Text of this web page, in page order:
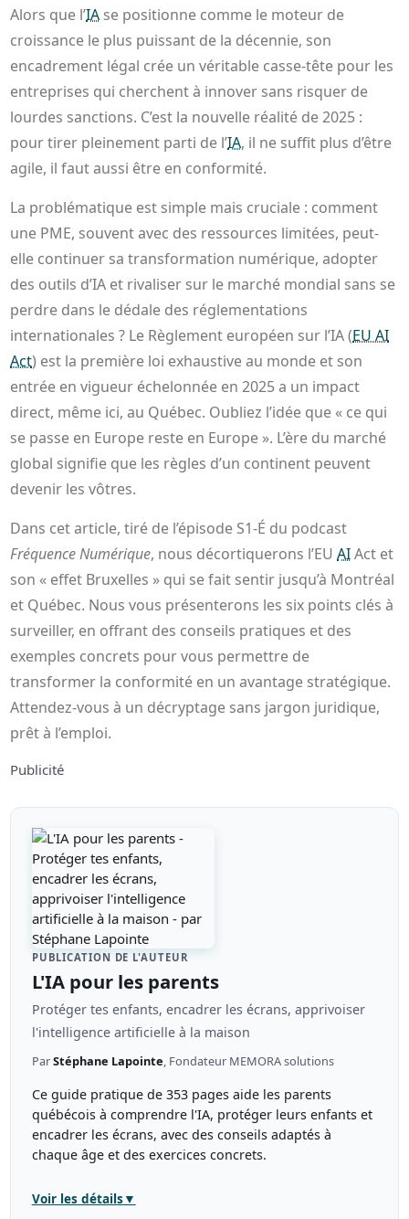
Alors que l’IA se positionne comme le moteur de
croissance le plus puissant de la décennie, son
encadrement légal crée un véritable casse-tête pour les
entreprises qui cherchent à innover sans risquer de
lourdes sanctions. C’est la nouvelle réalité de 2025 :
pour tirer pleinement parti de l’IA, il ne suffit plus d’être
agile, il faut aussi être en conformité.
La problématique est simple mais cruciale : comment
une PME, souvent avec des ressources limitées, peut-
elle continuer sa transformation numérique, adopter
des outils d’IA et rivaliser sur le marché mondial sans se
perdre dans le dédale des réglementations
internationales ? Le Règlement européen sur l’IA (EU AI
Act) est la première loi exhaustive au monde et son
entrée en vigueur échelonnée en 2025 a un impact
direct, même ici, au Québec. Oubliez l’idée que « ce qui
se passe en Europe reste en Europe ». L’ère du marché
global signifie que les règles d’un continent peuvent
devenir les vôtres.
Dans cet article, tiré de l’épisode S1-É du podcast
Fréquence Numérique, nous décortiquerons l’EUAIAct et
son « effet Bruxelles » qui se fait sentir jusqu’à Montréal
et Québec. Nous vous présenterons les six points clés à
surveiller, en offrant des conseils pratiques et des
exemples concrets pour vous permettre de
transformer la conformité en un avantage stratégique.
Attendez-vous à un décryptage sans jargon juridique,
prêt à l’emploi.
Publicité
PUBLICATION DE L'AUTEUR
L'IA pour les parents
Protéger tes enfants, encadrer les écrans, apprivoiser
l'intelligence artificielle à la maison
ParStéphane Lapointe, Fondateur MEMORA solutions
Ce guide pratique de 353 pages aide les parents
québécois à comprendre l'IA, protéger leurs enfants et
encadrer les écrans, avec des conseils adaptés à
chaque âge et des exercices concrets.
Voir les détails▼